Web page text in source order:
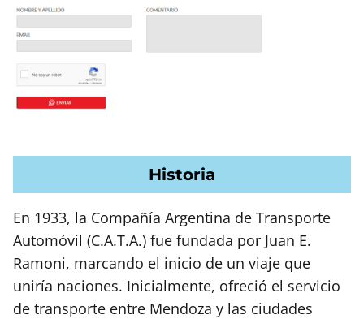
Historia
En 1933, la Compañía Argentina de Transporte
Automóvil (C.A.T.A.) fue fundada por Juan E.
Ramoni, marcando el inicio de un viaje que
uniría naciones. Inicialmente, ofreció el servicio
de transporte entre Mendoza y las ciudades